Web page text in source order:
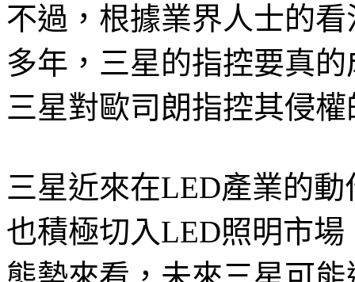
不過，根據業界人士的
多年，三星的指控要真
三星對歐司朗指控其侵
三星近來在LED產業的
也積極切入LED照明市